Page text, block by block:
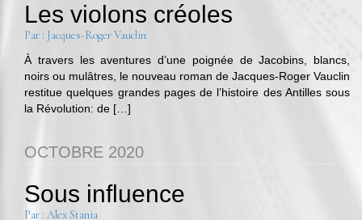
Les violons créoles
Par : Jacques-Roger Vauclin
À travers les aventures d’une poignée de Jacobins, blancs,
noirs ou mulâtres, le nouveau roman de Jacques-Roger Vauclin
restitue quelques grandes pages de l’histoire des Antilles sous
la Révolution: de […]
OCTOBRE 2020
Sous influence
Par : Alex Stania